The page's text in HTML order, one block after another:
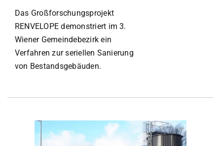
Das Großforschungsprojekt
RENVELOPE demonstriert im 3.
Wiener Gemeindebezirk ein
Verfahren zur seriellen Sanierung
von Bestandsgebäuden.